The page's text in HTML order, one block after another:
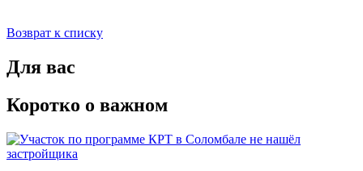
Возврат к списку
Для вас
Коротко о важном